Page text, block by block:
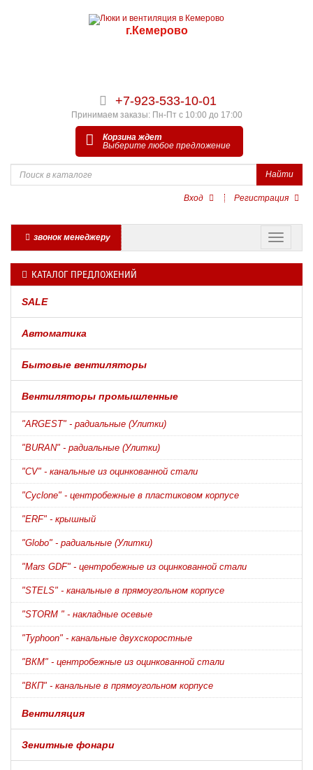
г.Кемерово
+7-923-533-10-01
Принимаем заказы: Пн-Пт с 10:00 до 17:00
Корзина ждет
Выберите любое предложение
Найти
Вход Регистрация
звонок менеджеру
КАТАЛОГ ПРЕДЛОЖЕНИЙ
SALE
Автоматика
Бытовые вентиляторы
Вентиляторы промышленные
"ARGEST" - радиальные (Улитки)
"BURAN" - радиальные (Улитки)
"CV" - канальные из оцинкованной стали
"Cyclone" - центробежные в пластиковом корпусе
"ERF" - крышный
"Globo" - радиальные (Улитки)
"Mars GDF" - центробежные из оцинкованной стали
"STELS" - канальные в прямоугольном корпусе
"STORM " - накладные осевые
"Typhoon" - канальные двухскоростные
"ВКМ" - центробежные из оцинкованной стали
"ВКП" - канальные в прямоугольном корпусе
Вентиляция
Зенитные фонари